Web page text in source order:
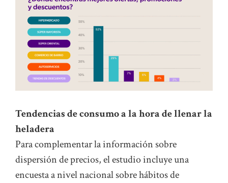
Tendencias de consumo a la hora de llenar la
heladera
Para complementar la información sobre
dispersión de precios, el estudio incluye una
encuesta a nivel nacional sobre hábitos de